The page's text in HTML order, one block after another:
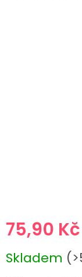
75,90 Kč
cena:
Skladem